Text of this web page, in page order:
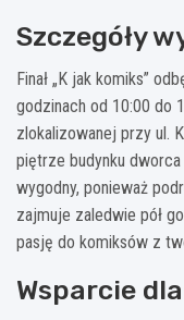
Szczegóły
Finał „K jak komiks”
godzinach od 10:00 do
zlokalizowanej przy ul.
piętrze budynku
wygodny, ponieważ
zajmuje zaledwie pół
pasję do komiksów z
Wsparcie